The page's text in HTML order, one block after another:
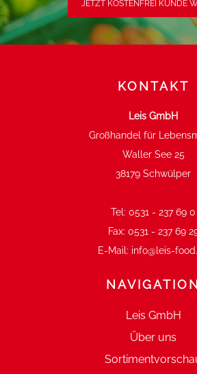
JETZT KOSTENFREI KUNDE
KONTAKT
Leis GmbH
Großhandel für
Waller See 25
38179 Schwülper
Tel: 0531 - 237 69 0
Fax: 0531 - 237 69
E-Mail: info@leis-
NAVIGATION
Leis GmbH
Über uns